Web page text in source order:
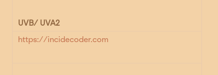
UVB/ UVA2
https://incidecoder.com